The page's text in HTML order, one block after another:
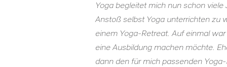
Yoga begleitet mich nun schon viele
Anstoß selbst Yoga unterrichten zu
einem Yoga-Retreat. Auf einmal
eine Ausbildung machen möchte.
dann den für mich passenden